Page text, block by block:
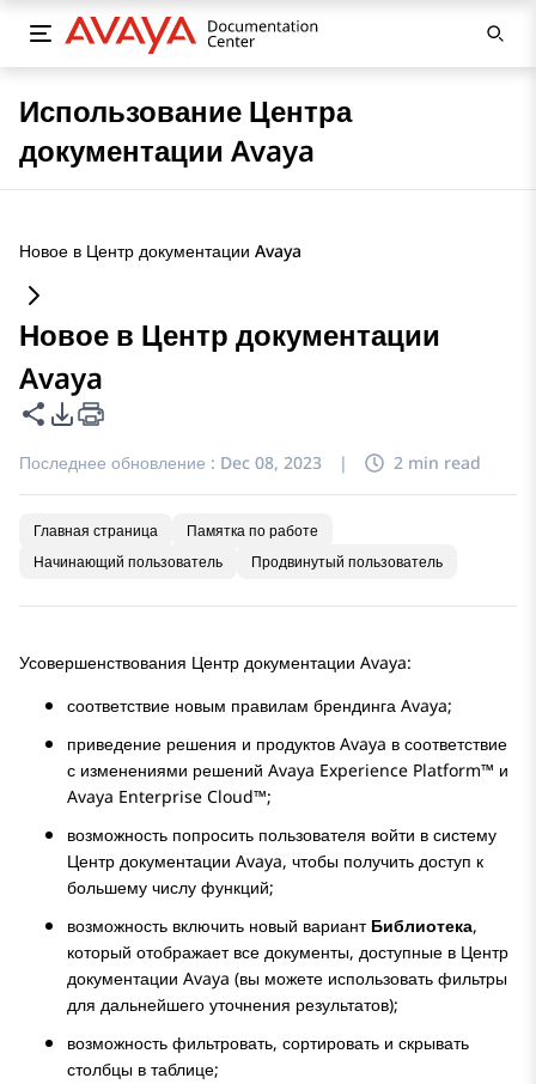
Использование Центра
документации Avaya
Новое в Центр документации Avaya
Новое в Центр документации
Avaya
Поделиться этой страницей
Параметры экспорта PDF
Последнее обновление : Dec 08, 2023 | 2 min read
Главная страница
Памятка по работе
Начинающий пользователь
Продвинутый пользователь
Усовершенствования Центр документации Avaya:
соответствие новым правилам брендинга Avaya;
приведение решения и продуктов Avaya в соответствие
с изменениями решений Avaya Experience Platform™ и
Avaya Enterprise Cloud™;
возможность попросить пользователя войти в систему
Центр документации Avaya, чтобы получить доступ к
большему числу функций;
возможность включить новый вариант Библиотека,
который отображает все документы, доступные в Центр
документации Avaya (вы можете использовать фильтры
для дальнейшего уточнения результатов);
возможность фильтровать, сортировать и скрывать
столбцы в таблице;